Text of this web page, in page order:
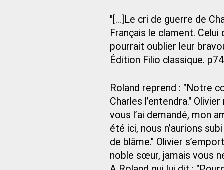
"[...]Le cri de guerre de
Français le clament.
pourrait oublier leur
Édition Filio classique. p74
Roland reprend : "Notre
Charles l’entendra."
vous l’ai demandé, mon
été ici, nous n’aurions
de blâme." Olivier
noble sœur, jamais vous